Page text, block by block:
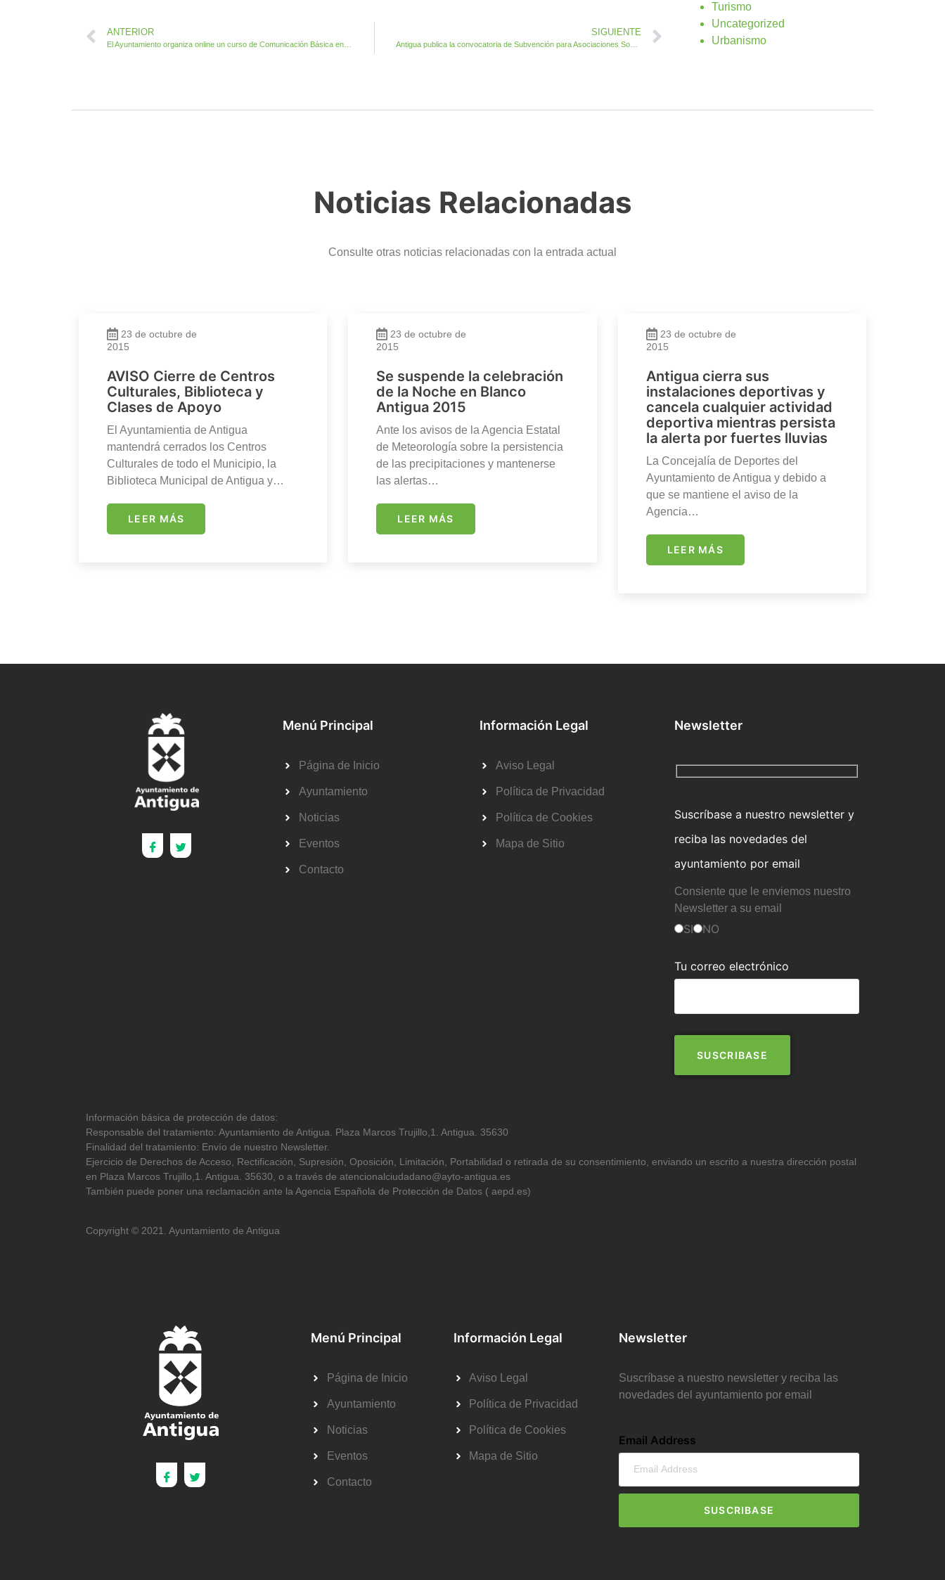
ANTERIOR SIGUIENTE
Antigua publica la convocatoria de Subvención para Asociaciones Sociales por importe de 60.000 euros
Turismo
Uncategorized
Urbanismo
Noticias Relacionadas
Consulte otras noticias relacionadas con la entrada actual
23 de octubre de
2015
AVISO Cierre de Centros
Culturales, Biblioteca y
Clases de Apoyo
El Ayuntamientia de Antigua
mantendrá cerrados los Centros
Culturales de todo el Municipio, la
Biblioteca Municipal de Antigua y…
LEER MÁS
23 de octubre de
2015
Se suspende la celebración
de la Noche en Blanco
Antigua 2015
Ante los avisos de la Agencia Estatal
de Meteorología sobre la persistencia
de las precipitaciones y mantenerse
las alertas…
LEER MÁS
23 de octubre de
2015
Antigua cierra sus
instalaciones deportivas y
cancela cualquier actividad
deportiva mientras persista
la alerta por fuertes lluvias
La Concejalía de Deportes del
Ayuntamiento de Antigua y debido a
que se mantiene el aviso de la
Agencia…
LEER MÁS
Menú Principal
Página de Inicio
Ayuntamiento
Noticias
Eventos
Contacto
Información Legal
Aviso Legal
Política de Privacidad
Política de Cookies
Mapa de Sitio
Newsletter
Suscríbase a nuestro newsletter y
reciba las novedades del
ayuntamiento por email
Consiente que le enviemos nuestro
Newsletter a su email
SI NO
Tu correo electrónico
Información básica de protección de datos:
Responsable del tratamiento: Ayuntamiento de Antigua. Plaza Marcos Trujillo,1. Antigua. 35630
Finalidad del tratamiento: Envío de nuestro Newsletter.
Ejercicio de Derechos de Acceso, Rectificación, Supresión, Oposición, Limitación, Portabilidad o retirada de su consentimiento, enviando un escrito a nuestra dirección postal
en Plaza Marcos Trujillo,1. Antigua. 35630, o a través de atencionalciudadano@ayto-antigua.es
También puede poner una reclamación ante la Agencia Española de Protección de Datos ( aepd.es)
Copyright © 2021. Ayuntamiento de Antigua
Menú Principal
Página de Inicio
Ayuntamiento
Noticias
Eventos
Contacto
Información Legal
Aviso Legal
Política de Privacidad
Política de Cookies
Mapa de Sitio
Newsletter
Suscríbase a nuestro newsletter y reciba las
novedades del ayuntamiento por email
Email Address
SUSCRIBASE